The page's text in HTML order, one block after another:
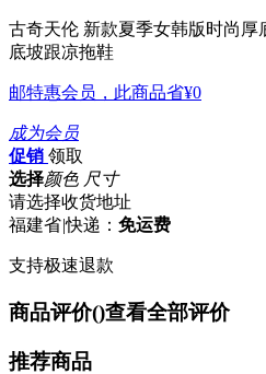
古奇天伦 新款夏季女韩版时尚
底坡跟凉拖鞋
邮特惠会员，此商品省¥0
成为会员
促销 领取
选择颜色 尺寸
请选择收货地址
福建省|快递： 免运费
支持极速退款
商品评价()查看全部评价
推荐商品